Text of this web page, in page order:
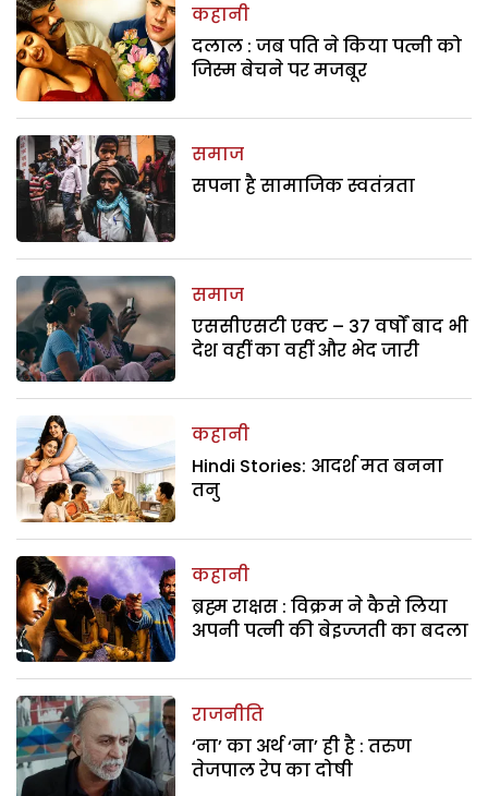
कहानी
दलाल : जब पति ने किया पत्नी को
जिस्म बेचने पर मजबूर
समाज
सपना है सामाजिक स्वतंत्रता
समाज
एससीएसटी एक्ट – 37 वर्षों बाद भी
देश वहीं का वहीं और भेद जारी
कहानी
Hindi Stories: आदर्श मत बनना
तनु
कहानी
ब्रह्म राक्षस : विक्रम ने कैसे लिया
अपनी पत्नी की बेइज्जती का बदला
राजनीति
‘ना’ का अर्थ ‘ना’ ही है : तरुण
तेजपाल रेप का दोषी